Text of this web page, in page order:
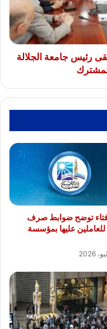
رئيس جامعة الجلالة
توضح ضوابط صرف
للعاملين عليها بمؤسسة